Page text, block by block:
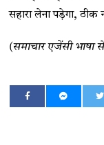
सहारा लेना पड़ेगा, ठीक
(समाचार एजेंसी भाषा